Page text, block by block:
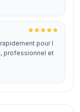
pour l
professionnel et